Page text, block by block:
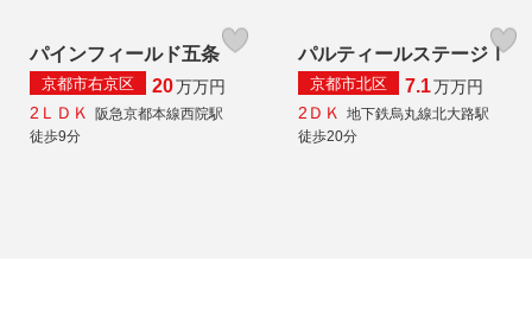
パインフィールド五条
京都市右京区 20万万円
2ＬＤＫ
阪急京都本線西院駅
徒歩9分
パルティールステージⅠ
京都市北区 7.1万万円
2ＤＫ
地下鉄烏丸線北大路駅
徒歩20分